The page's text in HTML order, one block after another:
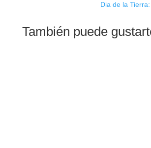
Dia de la
También puede